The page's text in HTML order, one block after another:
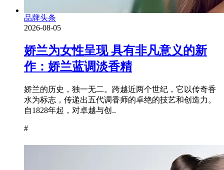
品牌头条
2026-08-05
娇兰为女性呈现 具有非凡意义的新
作：娇兰蓝调淡香精
娇兰的历史，独一无二。跨越近两个世纪，它以传奇香
水为标志，传递出五代调香师的卓绝的技艺和创造力。
自1828年起，对卓越与创..
#